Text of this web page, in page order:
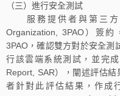
（三）進行安全測試
服務提供者與第三方評
Organization, 3PAO）簽
3PAO，確認雙方對於安全測
行該雲端系統測試，並完
Report, SAR），闡述評估
者針對此評估結果，作成